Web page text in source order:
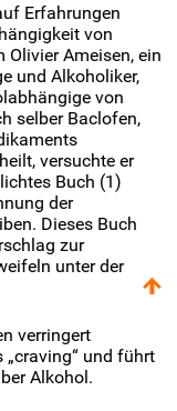
Erfahrungen
von
Ameisen, ein
und Alkoholiker,
von
selber Baclofen,
versuchte er
Buch (1)
der
Dieses Buch
zur
unter der
verringert
und führt
Alkohol.